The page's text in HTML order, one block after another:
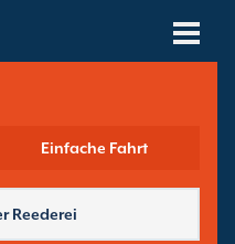
Einfache Fahrt